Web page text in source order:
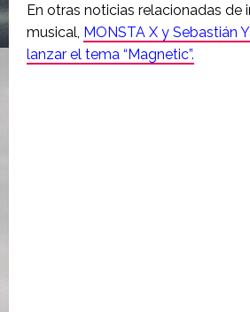
En otras noticias relacionadas de
musical, MONSTA X y Sebastián
lanzar el tema “Magnetic”.